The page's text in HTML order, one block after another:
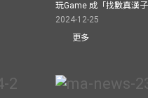
玩Game 成「找數真漢
2024-12-25
更多